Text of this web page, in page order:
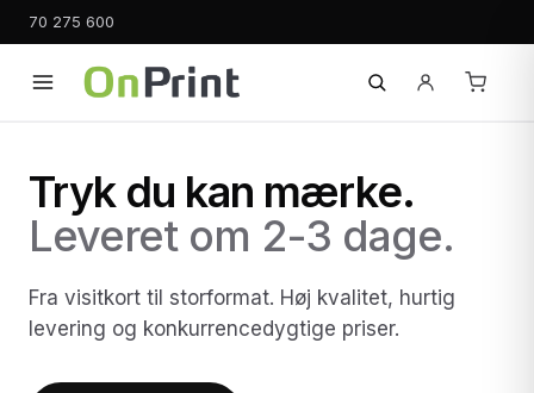
70 275 600
Tryk du kan mærke.
Leveret om 2-3 dage.
Fra visitkort til storformat. Høj kvalitet, hurtig
levering og konkurrencedygtige priser.